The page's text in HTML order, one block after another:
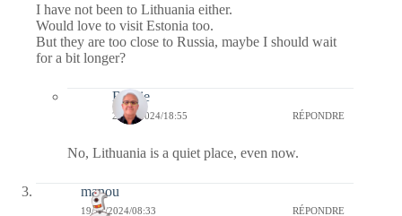
I have not been to Lithuania either.
Would love to visit Estonia too.
But they are too close to Russia, maybe I should wait
for a bit longer?
Bernie
20/11/2024/18:55 RÉPONDRE
No, Lithuania is a quiet place, even now.
manou
19/11/2024/08:33 RÉPONDRE